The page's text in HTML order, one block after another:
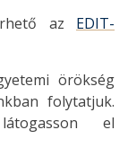
az EDIT-
örökség
folytatjuk.
el